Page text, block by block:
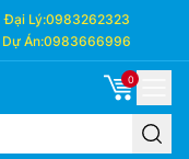
Đại Lý:0983262323
Dự Án:0983666996
0